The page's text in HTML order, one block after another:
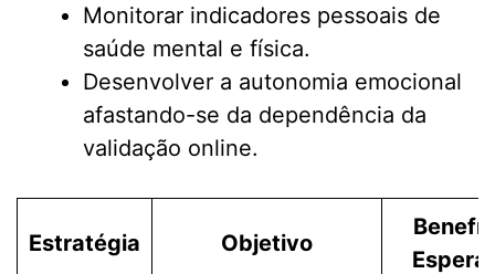
Monitorar indicadores pessoais de
saúde mental e física.
Desenvolver a autonomia emocional
afastando-se da dependência da
validação online.
Estratégia Objetivo